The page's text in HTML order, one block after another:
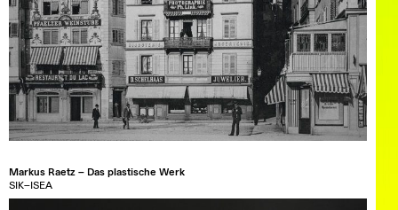
Markus Raetz – Das plastische Werk
SIK–ISEA